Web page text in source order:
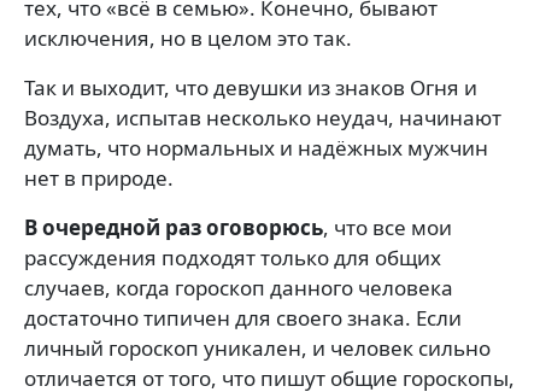
тех, что «всё в семью». Конечно, бывают
исключения, но в целом это так.
Так и выходит, что девушки из знаков Огня и
Воздуха, испытав несколько неудач, начинают
думать, что нормальных и надёжных мужчин
нет в природе.
В очередной раз оговорюсь, что все мои
рассуждения подходят только для общих
случаев, когда гороскоп данного человека
достаточно типичен для своего знака. Если
личный гороскоп уникален, и человек сильно
отличается от того, что пишут общие гороскопы,